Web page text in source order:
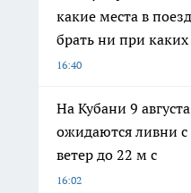
какие места в
брать ни при каких
16:40
На Кубани 9 августа
ожидаются ливни с
ветер до 22 м с
16:02